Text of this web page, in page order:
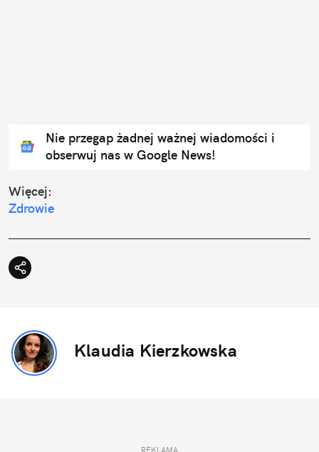
Nie przegap żadnej ważnej wiadomości i
obserwuj nas w Google News!
Więcej:
Zdrowie
Klaudia Kierzkowska
REKLAMA